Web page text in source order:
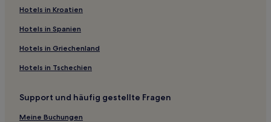
Hotels in Kroatien
Hotels in Spanien
Hotels in Griechenland
Hotels in Tschechien
Support und häufig gestellte Fragen
Meine Buchungen